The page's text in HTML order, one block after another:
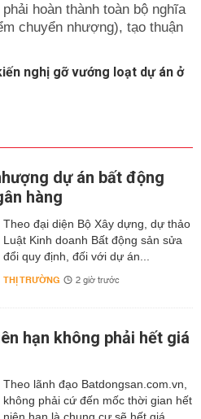
hoàn thành toàn bộ nghĩa
chuyển nhượng), tạo thuận
nghị gỡ vướng loạt dự án ở
dự án bất động
hàng
Theo đại diện Bộ Xây dựng, dự thảo
Luật Kinh doanh Bất động sản sửa
đổi quy định, đối với dự án...
THỊ TRƯỜNG 2 giờ trước
hạn không phải hết giá
Theo lãnh đạo Batdongsan.com.vn,
không phải cứ đến mốc thời gian hết